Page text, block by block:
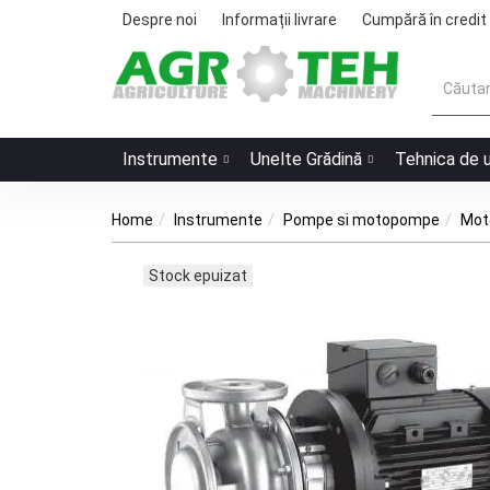
Despre noi Informații livrare Cumpără în credit
Instrumente Unelte Grădină Tehnica de
Home Instrumente Pompe si motopompe
Stock epuizat